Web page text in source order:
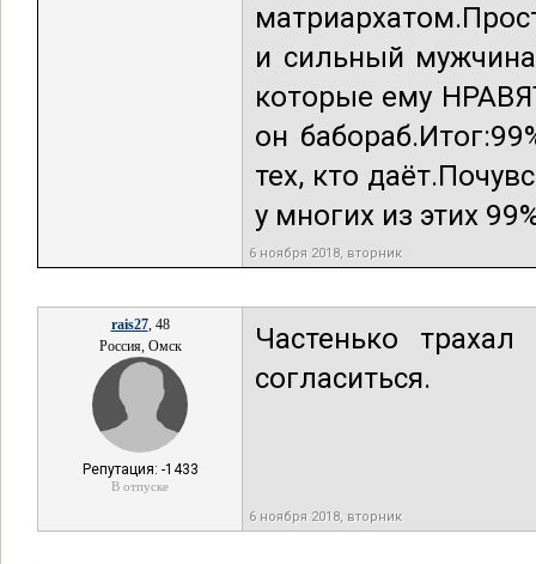
и сильный
которые ему
он
тех, кто
у многих из этих
6 ноября 2018, вторник
rais27, 48
Россия, Омск
Репутация: -1433
В отпуске
Частенько
согласиться.
6 ноября 2018, вторник